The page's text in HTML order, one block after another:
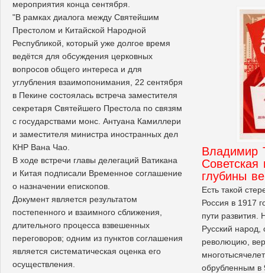
мероприятия конца сентября.
"В рамках диалога между Святейшим
Престолом и Китайской Народной
Республикой, который уже долгое время
ведётся для обсуждения церковных
вопросов общего интереса и для
углубления взаимопонимания, 22 сентября
в Пекине состоялась встреча заместителя
секретаря Святейшего Престола по связям
с государствами монс. Антуана Камиллери
и заместителя министра иностранных дел
КНР Вана Чао.
В ходе встречи главы делегаций Ватикана
и Китая подписали Временное соглашение
о назначении епископов.
Документ является результатом
постепенного и взаимного сближения,
длительного процесса взвешенных
переговоров; одним из пунктов соглашения
является систематическая оценка его
осуществления.
Владимир
Советская
глубины
Есть такой
Россия в 1917
пути развития.
Русский народ,
революцию,
обрубленным в